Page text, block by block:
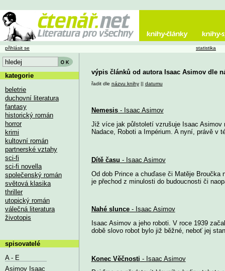
výpis článků od autora Isaac Asimov dle
řadit dle názvu knihy|| datumu
Nemesis- Isaac Asimov
Již více jak půlstoletí vzrušuje Isaac
Nadace, Roboti a Impérium. A nyní, právě v
Dítě času - Isaac Asimov
Od dob Prince a chuďase či Matěje Broučka
je přechod z minulosti do budoucnosti či
Nahé slunce- Isaac Asimov
Isaac Asimov a jeho roboti. V roce 1939
době slovo robot bylo již běžné, neboť jej
Konec Věčnosti - Isaac Asimov
přihlásit se statistika
kategorie
beletrie
duchovní literatura
fantasy
historický román
horror
krimi
kultovní román
partnerské vztahy
sci-fi
sci-fi novella
společenský román
světová klasika
thriller
utopický román
válečná literatura
životopis
spisovatelé
A - E
Asimov Isaac